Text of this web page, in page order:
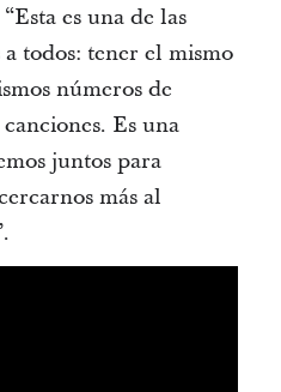
es una de las
todos: tener el mismo
números de
Es una
juntos para
más al